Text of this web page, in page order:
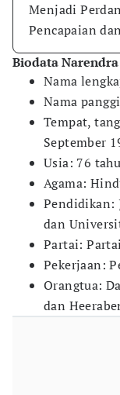
Menjadi
Pencapaian
Biodata
Nama
Nama
Tempat,
September
Usia: 76
Agama:
Pendidikan:
dan
Partai:
Pekerjaan:
Orangtua:
dan